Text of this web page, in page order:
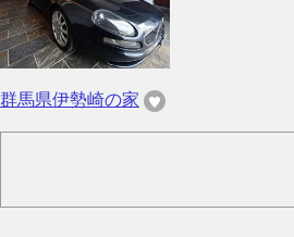
群馬県伊勢崎の家